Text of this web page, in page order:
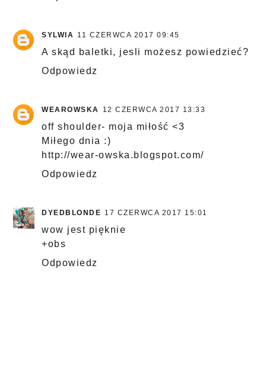
SYLWIA 11 CZERWCA 2017 09:45
A skąd baletki, jesli możesz powiedzieć?
Odpowiedz
WEAROWSKA 12 CZERWCA 2017 13:33
off shoulder- moja miłość <3
Miłego dnia :)
http://wear-owska.blogspot.com/
Odpowiedz
DYEDBLONDE 17 CZERWCA 2017 15:01
wow jest pięknie
+obs
Odpowiedz